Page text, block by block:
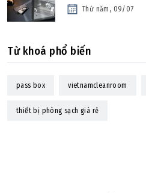
Thứ năm, 09/07
Từ khoá phổ biến
pass box vietnamcleanroom
thiết bị phòng sạch giá rẻ